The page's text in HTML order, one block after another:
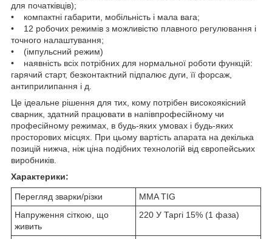
для початківців);
• компактні габарити, мобільність і мала вага;
• 12 робочих режимів з можливістю плавного регулювання і
точного налаштування;
• (імпульсний режим)
• наявність всіх потрібних для нормальної роботи функцій:
гарячий старт, безконтактний підпалює дуги, її форсаж,
антиприлипання і д.
Це ідеальне рішення для тих, кому потрібен високоякісний
сварник, здатний працювати в напівпрофесійному чи
професійному режимах, в будь-яких умовах і будь-яких
просторових місцях. При цьому вартість апарата на декілька
позицій нижча, ніж ціна подібних технологій від європейських
виробників.
Характерики:
Перегляд зварки/різки
MMA TIG
Напруження сіткою, що
живить
220 У Таргі 15% (1 фаза)